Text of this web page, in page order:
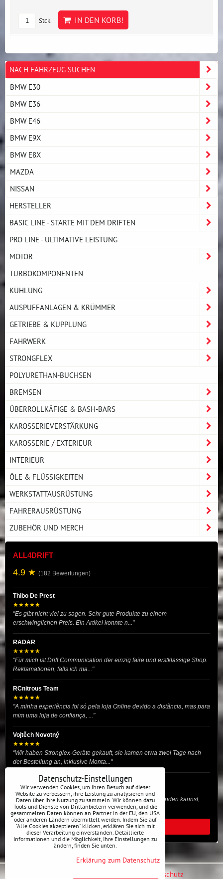
Stck. IN DEN KORB!
NACH FAHRZEUG SUCHEN
BMW E30
BMW E36
BMW E46
BMW E9X
BMW E8X
MAZDA
NISSAN
HERSTELLER
BASIC LINE - STARTE MIT DEM DRIFTEN
PRO LINE - ULTIMATIVE LEISTUNG
MOTOR
TURBOKOMPONENTEN
KÜHLUNG
AUSPUFFANLAGEN & KRÜMMER
GETRIEBE & KUPPLUNG
FAHRWERK
STRONGFLEX
POLYURETHAN-BUCHSEN
BREMSEN
ÜBERROLLKÄFIGE & BASH-BARS
KAROSSERIEVERSTÄRKUNG
KAROSSERIE / EXTERIEUR
INTERIEUR
ÖLE & FLÜSSIGKEITEN
WERKSTATTAUSRÜSTUNG
FAHRERAUSRÜSTUNG
ZUBEHÖR UND MERCH
ALL4DRIFT
4.9 ★ (182 Bewertungen)
Thibo De Prest
★★★★★
"Es gibt nicht viel zu sagen. Sehr gute Produkte zu einem
erschwinglichen Preis. Ein Artikel konnte n..."
RADAR
★★★★★
"Für mich ist Drift Communication der einzig faire und erstklassige Shop.
Reklamationen, falls ich ma..."
RCnitrous Team
★★★★★
"A minha experiência foi só pela loja Online devido a distância, mas para
mim uma loja de confiança, ..."
Vojtěch Novotný
★★★★★
"Wir haben Stronglex-Geräte gekauft, sie kamen etwa zwei Tage nach
der Bestellung an, inklusive Monta..."
josef helmich
★★★★★
"Hier gibt es viele Dinge, die du für dein Drift-Auto verwenden kannst,
egal ob Profi oder für die St..."
ALLE BEWERTUNGEN
Erklärung zum Datenschutz
Datenschutz-Einstellungen
Wir verwenden Cookies, um Ihren Besuch auf dieser
Website zu verbessern, ihre Leistung zu analysieren und
Daten über ihre Nutzung zu sammeln. Wir können dazu
Tools und Dienste von Drittanbietern verwenden, und die
gesammelten Daten können an Partner in der EU, den USA
oder anderen Ländern übermittelt werden. Indem Sie auf
"Alle Cookies akzeptieren" klicken, erklären Sie sich mit
dieser Verarbeitung einverstanden. Detaillierte
Informationen und die Möglichkeit, Ihre Einstellungen zu
ändern, finden Sie unten.
Erklärung zum Datenschutz